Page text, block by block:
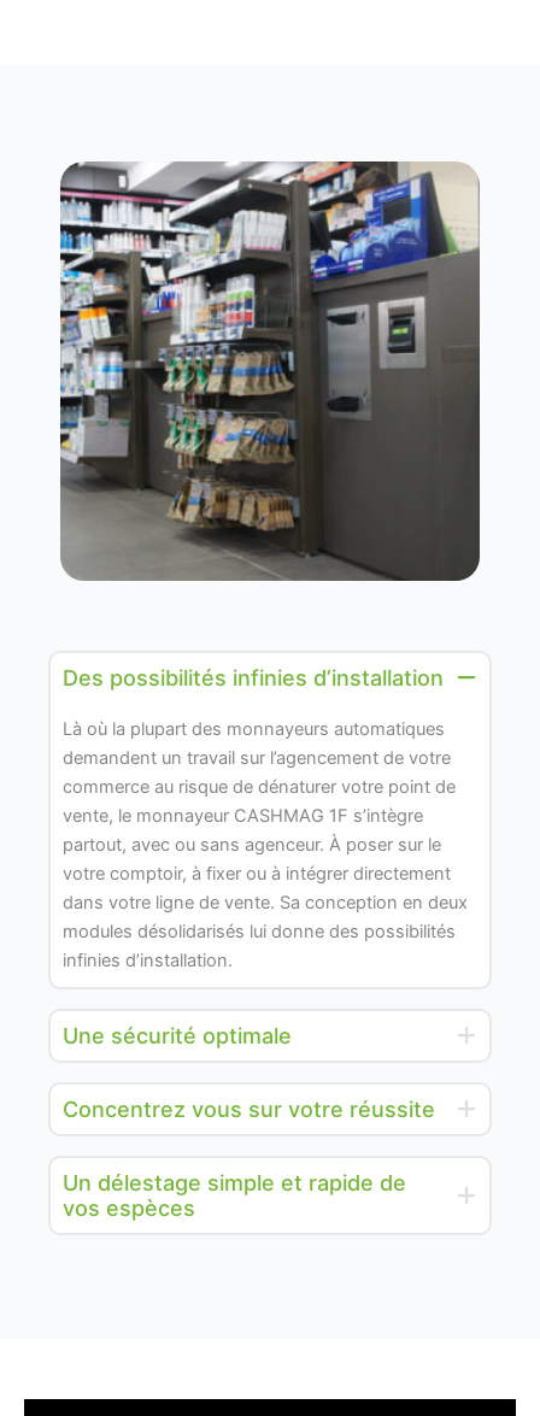
Des possibilités infinies d’installation
Là où la plupart des monnayeurs automatiques
demandent un travail sur l’agencement de votre
commerce au risque de dénaturer votre point de
vente, le monnayeur CASHMAG 1F s’intègre
partout, avec ou sans agenceur. À poser sur le
votre comptoir, à fixer ou à intégrer directement
dans votre ligne de vente. Sa conception en deux
modules désolidarisés lui donne des possibilités
infinies d’installation.
Une sécurité optimale
Concentrez vous sur votre réussite
Un délestage simple et rapide de
vos espèces